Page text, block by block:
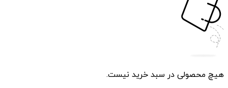
هیچ محصولی در سبد خرید نیست.